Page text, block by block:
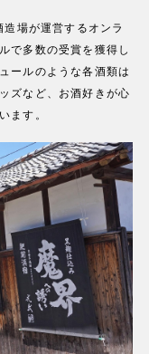
場が運営するオンラ
で多数の受賞を獲得し
ールのような各酒類は
ズなど、お酒好きが心
ます。